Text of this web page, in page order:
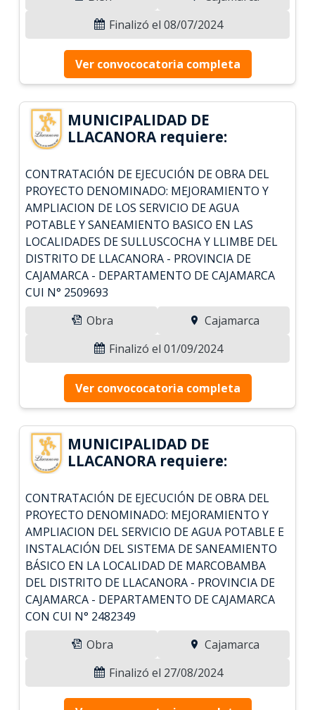
Finalizó el 08/07/2024
Ver convococatoria completa
MUNICIPALIDAD DE
LLACANORA requiere:
CONTRATACIÓN DE EJECUCIÓN DE OBRA DEL
PROYECTO DENOMINADO: MEJORAMIENTO Y
AMPLIACION DE LOS SERVICIO DE AGUA
POTABLE Y SANEAMIENTO BASICO EN LAS
LOCALIDADES DE SULLUSCOCHA Y LLIMBE DEL
DISTRITO DE LLACANORA - PROVINCIA DE
CAJAMARCA - DEPARTAMENTO DE CAJAMARCA
CUI N° 2509693
Obra
Cajamarca
Finalizó el 01/09/2024
Ver convococatoria completa
MUNICIPALIDAD DE
LLACANORA requiere:
CONTRATACIÓN DE EJECUCIÓN DE OBRA DEL
PROYECTO DENOMINADO: MEJORAMIENTO Y
AMPLIACION DEL SERVICIO DE AGUA POTABLE E
INSTALACIÓN DEL SISTEMA DE SANEAMIENTO
BÁSICO EN LA LOCALIDAD DE MARCOBAMBA
DEL DISTRITO DE LLACANORA - PROVINCIA DE
CAJAMARCA - DEPARTAMENTO DE CAJAMARCA
CON CUI N° 2482349
Obra
Cajamarca
Finalizó el 27/08/2024